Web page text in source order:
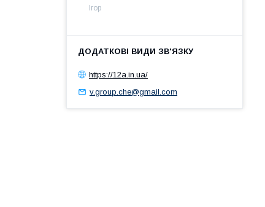
Ігор
https://12a.in.ua/
v.group.che@gmail.com